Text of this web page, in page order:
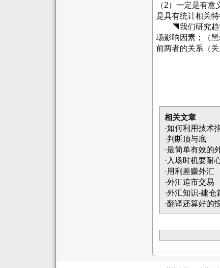
（2）一定是有
是具有统计相关
◥我们研究趋势
场影响因素；（
前两者的关系（
相关文章
·如何利用技术
·判断顶与底
·最简单有效的
· 入场时机要耐
·用利差赚外汇
·外汇追市交易
·外汇知识-建仓
·翻译还算好的